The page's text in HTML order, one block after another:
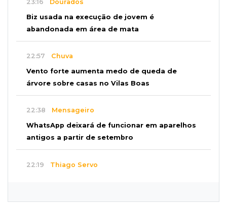
23:16 Dourados
Biz usada na execução de jovem é
abandonada em área de mata
22:57 Chuva
Vento forte aumenta medo de queda de
árvore sobre casas no Vilas Boas
22:38 Mensageiro
WhatsApp deixará de funcionar em aparelhos
antigos a partir de setembro
22:19 Thiago Servo